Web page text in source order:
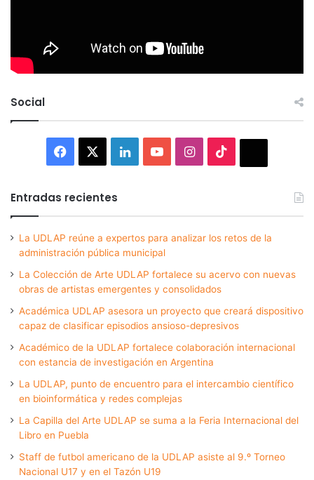
Social
Facebook LinkedInYouTubeInstagram
Entradas recientes
La UDLAP reúne a expertos para analizar los retos de la
administración pública municipal
La Colección de Arte UDLAP fortalece su acervo con nuevas
obras de artistas emergentes y consolidados
Académica UDLAP asesora un proyecto que creará dispositivo
capaz de clasificar episodios ansioso-depresivos
Académico de la UDLAP fortalece colaboración internacional
con estancia de investigación en Argentina
La UDLAP, punto de encuentro para el intercambio científico
en bioinformática y redes complejas
La Capilla del Arte UDLAP se suma a la Feria Internacional del
Libro en Puebla
Staff de futbol americano de la UDLAP asiste al 9.º Torneo
Nacional U17 y en el Tazón U19